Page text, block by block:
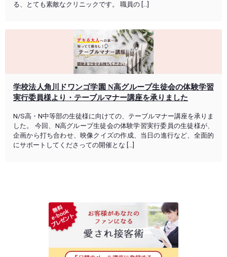
る、とても素敵なクリニックです。 職員の […]
学校法人角川ドワンゴ学園 N高グループ生徒会の体験学習
実行委員様より・テーブルマナー講座を承りました
N/S高・N中等部の生徒様に向けての、テーブルマナー講座を承りま
した。 今回、N高グループ生徒会の体験学習実行委員の生徒様が、
企画から打ち合わせ、映像クイズの作成、当日の進行など、全面的
にサポートしてくださっての開催とな […]